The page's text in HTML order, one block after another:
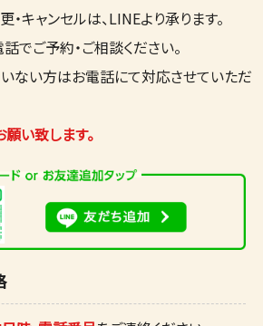
キャンセルは、LINEより承ります。
でご予約・ご相談ください。
ない方はお電話にて対応させていただ
願い致します。